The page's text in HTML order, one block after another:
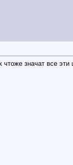
значат все